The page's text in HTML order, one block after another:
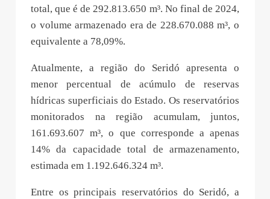
total, que é de 292.813.650 m³. No final de 2024,
o volume armazenado era de 228.670.088 m³, o
equivalente a 78,09%.
Atualmente, a região do Seridó apresenta o
menor percentual de acúmulo de reservas
hídricas superficiais do Estado. Os reservatórios
monitorados na região acumulam, juntos,
161.693.607 m³, o que corresponde a apenas
14% da capacidade total de armazenamento,
estimada em 1.192.646.324 m³.
Entre os principais reservatórios do Seridó, a